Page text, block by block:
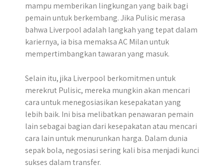
mampu memberikan lingkungan yang baik bagi
pemain untuk berkembang. Jika Pulisic merasa
bahwa Liverpool adalah langkah yang tepat dalam
kariernya, ia bisa memaksa AC Milan untuk
mempertimbangkan tawaran yang masuk.
Selain itu, jika Liverpool berkomitmen untuk
merekrut Pulisic, mereka mungkin akan mencari
cara untuk menegosiasikan kesepakatan yang
lebih baik. Ini bisa melibatkan penawaran pemain
lain sebagai bagian dari kesepakatan atau mencari
cara lain untuk menurunkan harga. Dalam dunia
sepak bola, negosiasi sering kali bisa menjadi kunci
sukses dalam transfer.